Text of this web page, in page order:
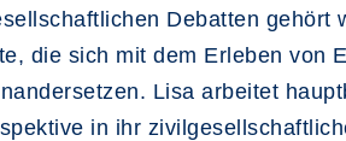
Debatten gehört
die sich mit dem Erleben von
Lisa arbeitet
in ihr